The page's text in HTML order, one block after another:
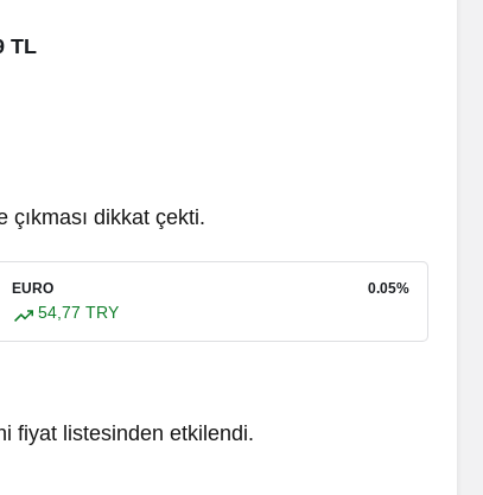
TL
çıkması dikkat çekti.
EURO 0.05%
54,77 TRY
fiyat listesinden etkilendi.